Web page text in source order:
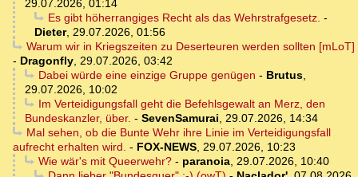
29.07.2026, 01:14
Es gibt höherrangiges Recht als das Wehrstrafgesetz. -
Dieter, 29.07.2026, 01:56
Warum wir in Kriegszeiten zu Deserteuren werden sollten [mLoT]
- Dragonfly, 29.07.2026, 03:42
Dabei würde eine einzige Gruppe genügen - Brutus,
29.07.2026, 10:02
Im Verteidigungsfall geht die Befehlsgewalt an Merz, den
Bundeskanzler, über. - SevenSamurai, 29.07.2026, 14:34
Mal sehen, ob die Bunte Wehr ihre Linie im Verteidigungsfall
aufrecht erhalten wird. - FOX-NEWS, 29.07.2026, 10:23
Wie wär's mit Queerwehr?- paranoia, 29.07.2026, 10:40